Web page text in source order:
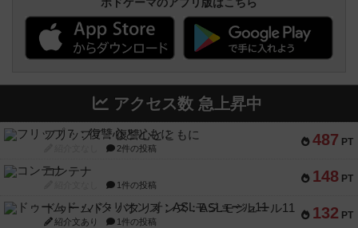
アクセス数 急上昇中
487 PT
フリップ７：復讐心とともに
2件の投稿
148 PT
コンテナ
1件の投稿
132 PT
ドゥームド・バタリオンズ：ASLモジュール11
紹介文あり 1件の投稿